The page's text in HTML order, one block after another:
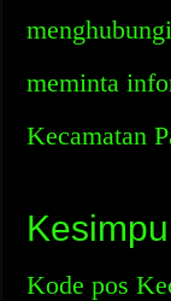
meminta
Kecamatan
Kode pos